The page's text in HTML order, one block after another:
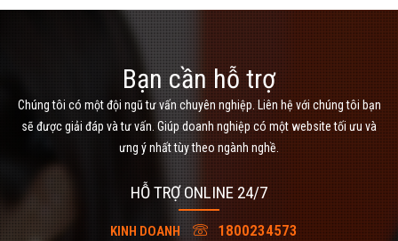
Bạn cần hỗ trợ
Chúng tôi có một đội ngũ tư vấn chuyên nghiệp. Liên hệ với chúng tôi bạn
sẽ được giải đáp và tư vấn. Giúp doanh nghiệp có một website tối ưu và
ưng ý nhất tùy theo ngành nghề.
HỖ TRỢ ONLINE 24/7
KINH DOANH 1800234573